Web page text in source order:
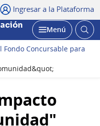
Ingresar a la Plataforma
Abrir
Menú
Concursable para